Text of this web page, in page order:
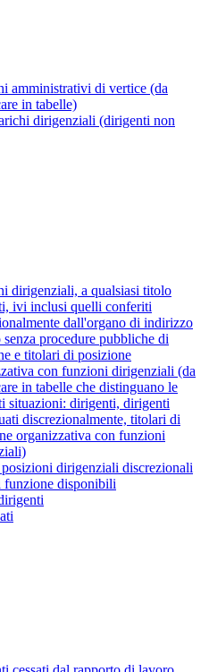
amministrativi di vertice (da
in tabelle)
dirigenziali (dirigenti non
dirigenziali, a qualsiasi titolo
ivi inclusi quelli conferiti
dall'organo di indirizzo
procedure pubbliche di
e titolari di posizione
con funzioni dirigenziali (da
in tabelle che distinguano le
situazioni: dirigenti, dirigenti
discrezionalmente, titolari di
organizzativa con funzioni
dirigenziali discrezionali
funzione disponibili